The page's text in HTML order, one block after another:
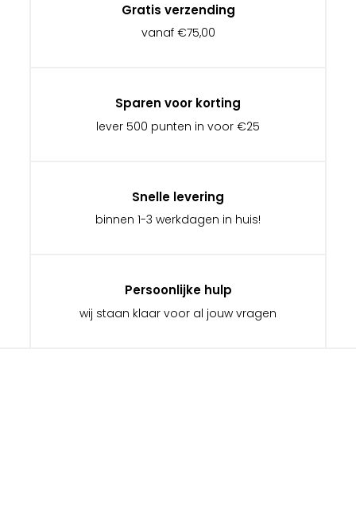
Gratis verzending
vanaf €75,00
Sparen voor korting
lever 500 punten in voor €25
Snelle levering
binnen 1-3 werkdagen in huis!
Persoonlijke hulp
wij staan klaar voor al jouw vragen